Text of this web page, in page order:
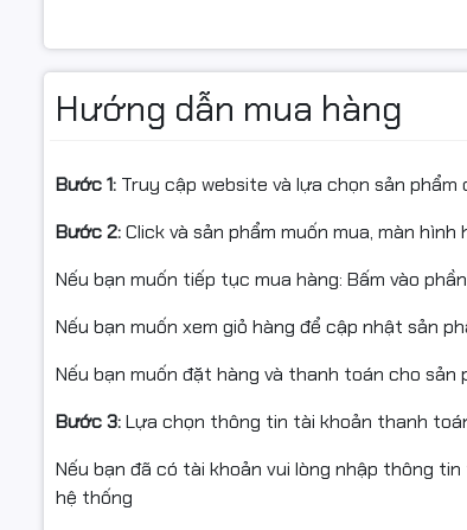
• Màu mực: Lục lam / Vàng / Đỏ tươi (Cyan /
• Năng suất in: 1.400 trang A4 với độ phủ 5%
lần
• Giao hàng miễn phí toàn quốc, nhận hàng
Thông tin sản phẩm
• Sản phẩm: Mực nguyên hộp máy in laser
• Hãng sản xuất: Star Ink
• Dùng cho máy in: HP Color LaserJet Pro
• Màu sắc: Lục lam / Vàng / Đỏ tươi
Hướng dẫn mua hàng
Bước 1: Truy cập website và lựa chọn sản phẩm
Bước 2:Click và sản phẩm muốn mua, màn
Nếu bạn muốn tiếp tục mua hàng: Bấm vào
Nếu bạn muốn xem giỏ hàng để cập nhật sản
Nếu bạn muốn đặt hàng và thanh toán cho
Bước 3:Lựa chọn thông tin tài khoản thanh
Nếu bạn đã có tài khoản vui lòng nhập thông
hệ thống